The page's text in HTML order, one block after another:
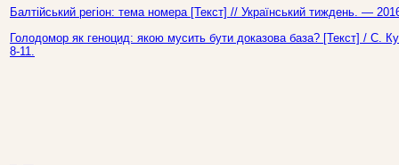
Балтійський регіон: тема номера [Текст] // Український тиждень. —
Голодомор як геноцид: якою мусить бути доказова база? [Текст] /
8-11.